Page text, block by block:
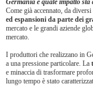
Germania e quale impatto
Come già accennato, da
ed espansioni da parte dei
mercato e le grandi aziende
mercato.
I produttori che realizzano in
a una pressione particolare. La
e minaccia di trasformare
lungo tempo è stato